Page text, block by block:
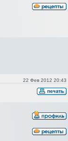
22 Фев 2012 20:43